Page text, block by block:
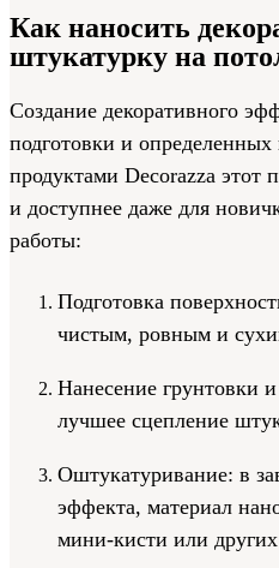
Как наносить
штукатурку на
Создание декоративного
подготовки и
продуктами Decorazza этот
и доступнее даже для
работы:
Подготовка
чистым, ровным и
Нанесение грунтовки
лучшее сцепление
Оштукатуривание: в
эффекта, материал
мини-кисти или